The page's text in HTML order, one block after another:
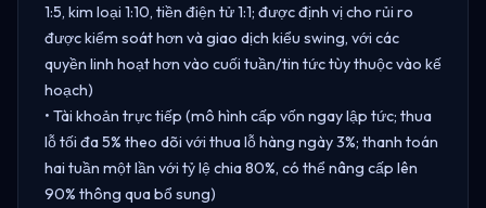
1:5, kim loại 1:10, tiền điện tử 1:1; được định vị cho rủi ro
được kiểm soát hơn và giao dịch kiểu swing, với các
quyền linh hoạt hơn vào cuối tuần/tin tức tùy thuộc vào kế
hoạch)
• Tài khoản trực tiếp (mô hình cấp vốn ngay lập tức; thua
lỗ tối đa 5% theo dõi với thua lỗ hàng ngày 3%; thanh toán
hai tuần một lần với tỷ lệ chia 80%, có thể nâng cấp lên
90% thông qua bổ sung)